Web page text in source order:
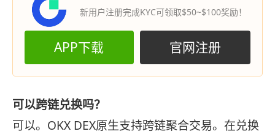
新用户注册完成KYC可领取$50~$100奖励！
APP下载 官网注册
可以跨链兑换吗？
可以。OKX DEX原生支持跨链聚合交易。在兑换